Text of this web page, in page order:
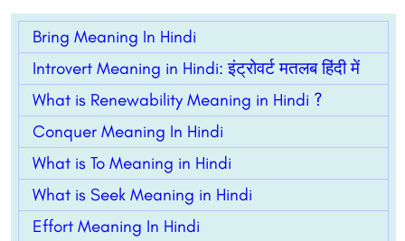
Bring Meaning In Hindi
Introvert Meaning in Hindi: इंट्रोवर्ट मतलब हिंदी में
What is Renewability Meaning in Hindi ?
Conquer Meaning In Hindi
What is To Meaning in Hindi
What is Seek Meaning in Hindi
Effort Meaning In Hindi